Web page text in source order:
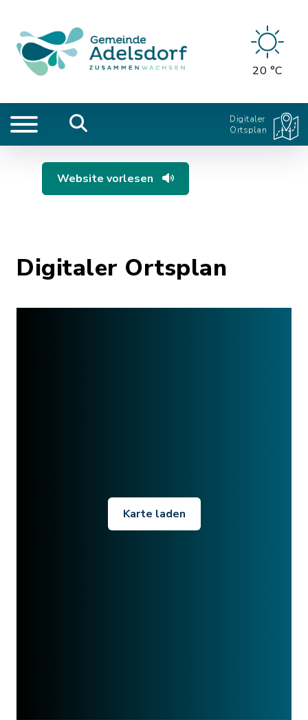
20 °C
Digitaler
Ortsplan
Website vorlesen
Digitaler Ortsplan
Karte laden